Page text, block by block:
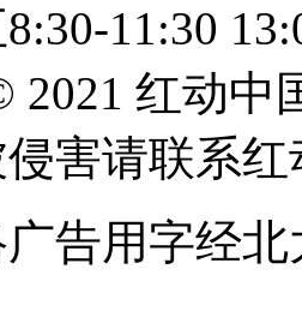
11:30
2021 红动中
害请联系红
告用字经